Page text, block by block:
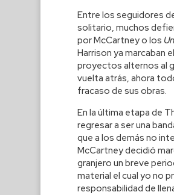
Entre los seguidores
solitario, muchos
por McCartney o los
Harrison ya marcaban
proyectos alternos al
vuelta atrás, ahora
fracaso de sus obras.
En la última etapa de
regresar a ser una
que a los demás no
McCartney decidió
granjero un breve
material el cual yo no
responsabilidad de